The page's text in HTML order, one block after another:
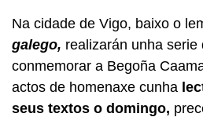
Na cidade de Vigo, baixo o
galego, realizarán unha serie
conmemorar a Begoña
actos de homenaxe cunha
seus textos o domingo,